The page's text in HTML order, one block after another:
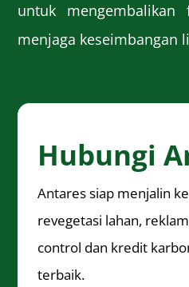
untuk mengembalikan
menjaga keseimbangan
Hubungi
Antares siap menjalin
revegetasi lahan,
control dan kredit
terbaik.